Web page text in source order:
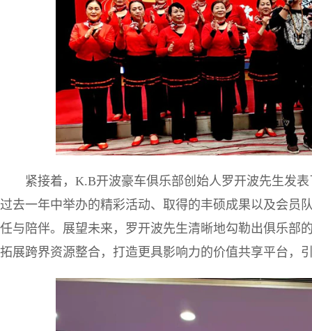
紧接着，K.B开波豪车俱乐部创始人罗开波先生发
过去一年中举办的精彩活动、取得的丰硕成果以及会员
任与陪伴。展望未来，罗开波先生清晰地勾勒出俱乐部
拓展跨界资源整合，打造更具影响力的价值共享平台，